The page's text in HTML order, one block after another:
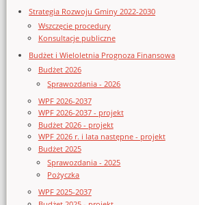
Strategia Rozwoju Gminy 2022-2030
Wszczęcie procedury
Konsultacje publiczne
Budżet i Wieloletnia Prognoza Finansowa
Budżet 2026
Sprawozdania - 2026
WPF 2026-2037
WPF 2026-2037 - projekt
Budżet 2026 - projekt
WPF 2026 r. i lata następne - projekt
Budżet 2025
Sprawozdania - 2025
Pożyczka
WPF 2025-2037